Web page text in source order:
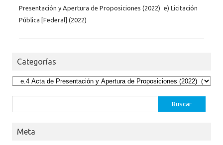
Presentación y Apertura de Proposiciones (2022) e) Licitación
Pública [Federal] (2022)
Categorías
Categorías
Meta